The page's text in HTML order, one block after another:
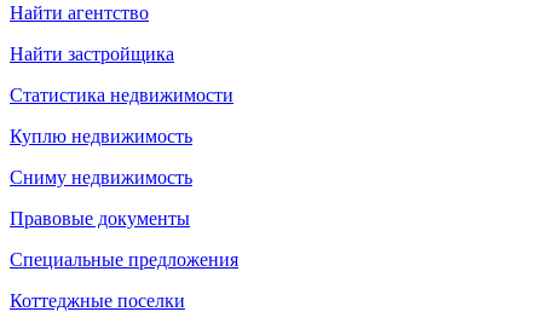
Найти агентство
Найти застройщика
Статистика недвижимости
Куплю недвижимость
Сниму недвижимость
Правовые документы
Специальные предложения
Коттеджные поселки